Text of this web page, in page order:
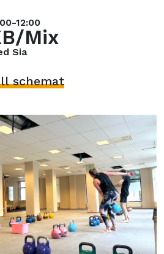
12:00
Mix
Sia
schemat